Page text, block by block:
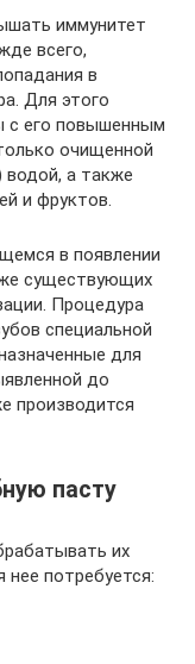
иммунитет
всего,
в
Для этого
с его повышенным
очищенной
водой, а также
и фруктов.
в появлении
существующих
Процедура
специальной
для
до
производится
пасту
их
потребуется: